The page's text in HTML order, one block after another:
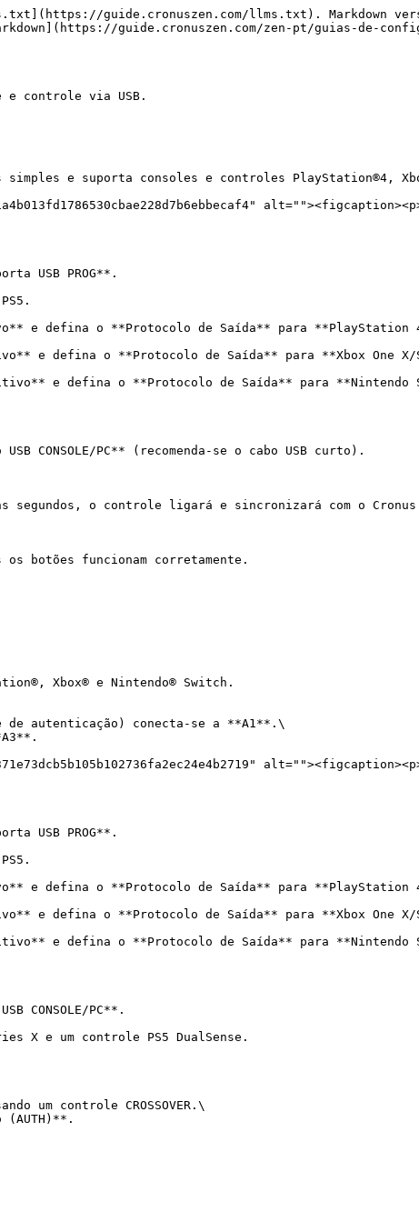
guide.cronuszen.com/llms.txt). Markdown
guide.cronuszen.com/zen-pt/guias-de-
e controle via USB.
simples e suporta consoles e controles PlayStation®4,
USB PROG**.
e defina o **Protocolo de Saída** para **PlayStation
e defina o **Protocolo de Saída** para **Xbox One X/
e defina o **Protocolo de Saída** para **Nintendo
CONSOLE/PC** (recomenda-se o cabo USB curto).
segundos, o controle ligará e sincronizará com o Cronus
botões funcionam corretamente.
Xbox® e Nintendo® Switch.
de autenticação) conecta-se a **A1**.\
USB PROG**.
e defina o **Protocolo de Saída** para **PlayStation
e defina o **Protocolo de Saída** para **Xbox One X/
e defina o **Protocolo de Saída** para **Nintendo
CONSOLE/PC**.
X e um controle PS5 DualSense.
um controle CROSSOVER.\